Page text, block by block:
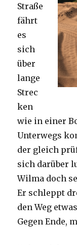
Straße
fährt
es
sich
über
lange
Strec
ken
wie in einer
Unterwegs
der gleich
sich darüber
Wilma doch
Er schleppt
den Weg
Gegen Ende,